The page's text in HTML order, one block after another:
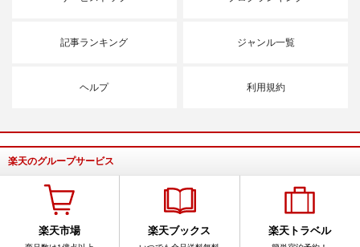
記事ランキング ジャンル一覧
ヘルプ 利用規約
楽天のグループサービス
楽天市場 楽天ブックス 楽天トラベル